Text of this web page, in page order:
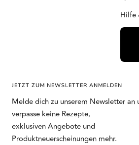
Hilfe
JETZT ZUM NEWSLETTER ANMELDEN
Melde dich zu unserem Newsletter an
verpasse keine Rezepte,
exklusiven Angebote und
Produktneuerscheinungen mehr.